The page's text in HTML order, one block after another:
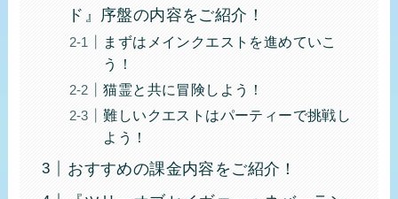
ド』序盤の内容をご紹介！
まずはメインクエストを進めていこ
う！
猫霊と共に冒険しよう！
難しいクエストはパーティーで挑戦し
よう！
おすすめの課金内容をご紹介！